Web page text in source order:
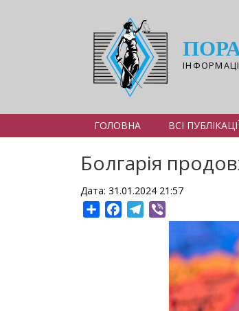
ГОЛОВНА ВСІ
Болгарія
Дата: 31.01.2024 21:57
ShareFacebookTelegram